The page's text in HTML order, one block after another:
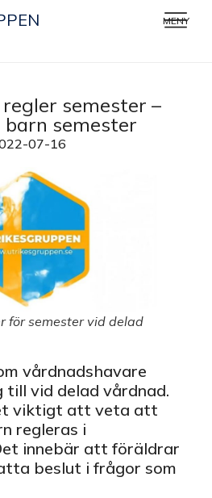
MENY
semester –
semester
07-16
för semester vid delad
vårdnadshavare
till vid delad vårdnad.
viktigt att veta att
regleras i
innebär att föräldrar
beslut i frågor som